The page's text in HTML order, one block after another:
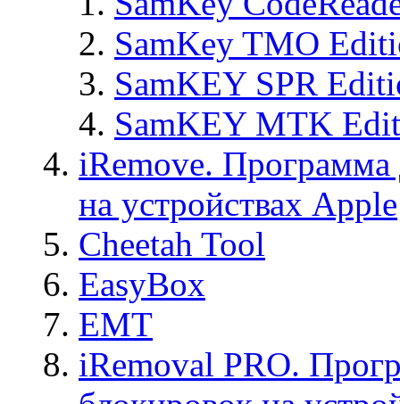
SamKey TMO
SamKEY SPR
SamKEY MTK
iRemove. Программа
на устройствах Apple
Cheetah Tool
EasyBox
EMT
iRemoval PRO.